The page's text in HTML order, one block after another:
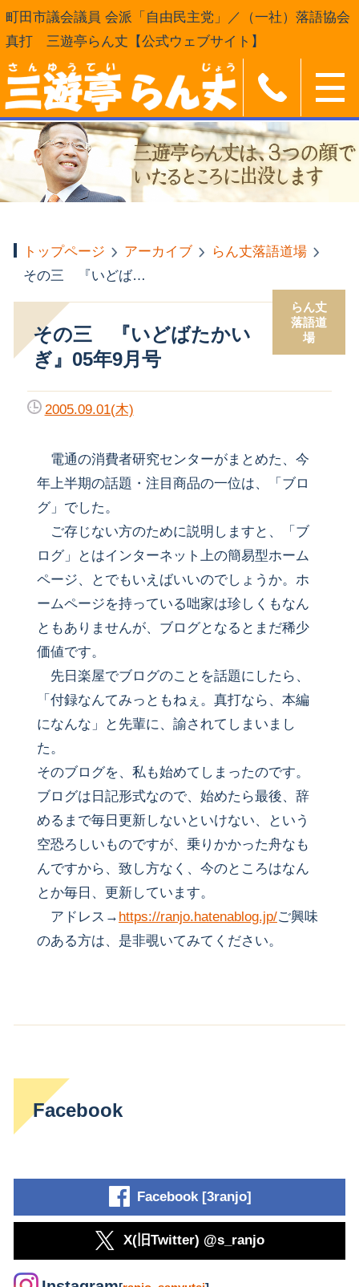
町田市議会議員 会派「自由民主党」／（一社）落語協会
真打 三遊亭らん丈【公式ウェブサイト】
トップページ アーカイブ
らん丈落語道場
その三 『いどばたかいぎ』05年9月号
その三 『いどばたかい
ぎ』05年9月号
らん丈
落語道
場
2005.09.01(木)
電通の消費者研究センターがまとめた、今
年上半期の話題・注目商品の一位は、「ブロ
グ」でした。
ご存じない方のために説明しますと、「ブ
ログ」とはインターネット上の簡易型ホーム
ページ、とでもいえばいいのでしょうか。ホ
ームページを持っている咄家は珍しくもなん
ともありませんが、ブログとなるとまだ稀少
価値です。
先日楽屋でブログのことを話題にしたら、
「付録なんてみっともねぇ。真打なら、本編
になんな」と先輩に、諭されてしまいまし
た。
そのブログを、私も始めてしまったのです。
ブログは日記形式なので、始めたら最後、辞
めるまで毎日更新しないといけない、という
空恐ろしいものですが、乗りかかった舟なも
んですから、致し方なく、今のところはなん
とか毎日、更新しています。
アドレス→ https://ranjo.hatenablog.jp/ご興味
のある方は、是非覗いてみてください。
Facebook
Facebook [3ranjo]
X(旧Twitter) @s_ranjo